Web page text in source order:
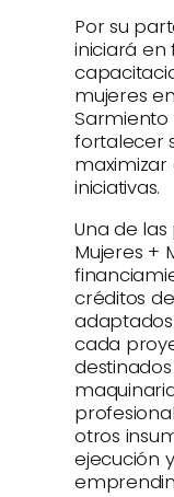
Por su
iniciará en
mujeres
Sarmiento
fortalecer
iniciativas.
Una de
Mujeres +
créditos
cada
otros
ejecución